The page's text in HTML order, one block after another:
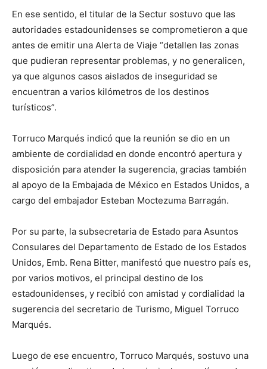
En ese sentido, el titular de la Sectur sostuvo que las
autoridades estadounidenses se comprometieron a que
antes de emitir una Alerta de Viaje “detallen las zonas
que pudieran representar problemas, y no generalicen,
ya que algunos casos aislados de inseguridad se
encuentran a varios kilómetros de los destinos
turísticos”.
Torruco Marqués indicó que la reunión se dio en un
ambiente de cordialidad en donde encontró apertura y
disposición para atender la sugerencia, gracias también
al apoyo de la Embajada de México en Estados Unidos, a
cargo del embajador Esteban Moctezuma Barragán.
Por su parte, la subsecretaria de Estado para Asuntos
Consulares del Departamento de Estado de los Estados
Unidos, Emb. Rena Bitter, manifestó que nuestro país es,
por varios motivos, el principal destino de los
estadounidenses, y recibió con amistad y cordialidad la
sugerencia del secretario de Turismo, Miguel Torruco
Marqués.
Luego de ese encuentro, Torruco Marqués, sostuvo una